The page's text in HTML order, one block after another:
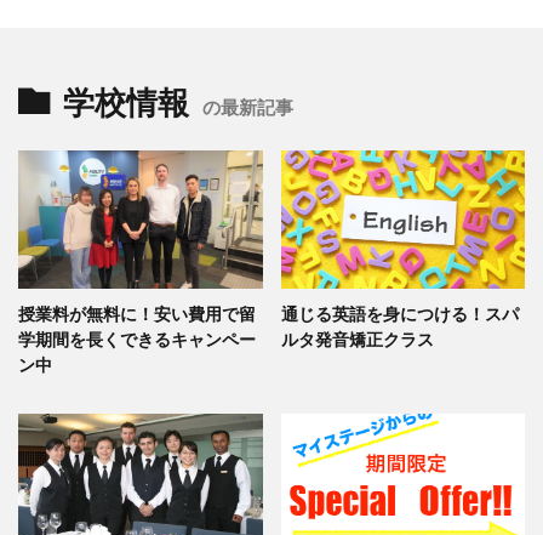
学校情報 の最新記事
授業料が無料に！安い費用で留
学期間を長くできるキャンペー
ン中
通じる英語を身につける！スパ
ルタ発音矯正クラス